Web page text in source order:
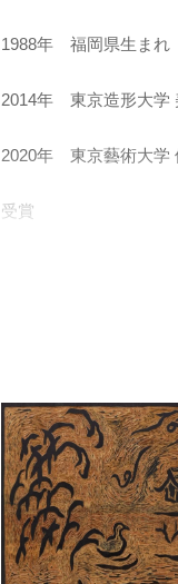
1988年 福岡県生まれ
2014年 東京造形大学
2020年 東京藝術大学
受賞
谷口典央は、油絵や版
の人や動物・風景など
様々な素材や技法にて